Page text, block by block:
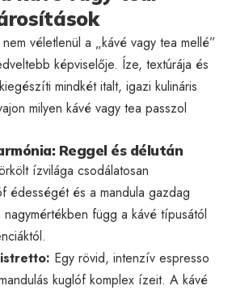
nem véletlenül a „kávé vagy tea mellé”
képviselője. Íze, textúrája és
mindkét italt, igazi kulináris
milyen kávé vagy tea passzol
Reggel és délután
ízvilága csodálatosan
édességét és a mandula gazdag
nagymértékben függ a kávé típusától
Egy rövid, intenzív espresso
kuglóf komplex ízeit. A kávé